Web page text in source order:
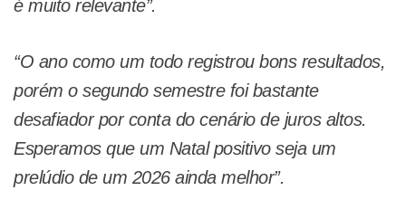
é muito relevante”.
“O ano como um todo registrou bons resultados,
porém o segundo semestre foi bastante
desafiador por conta do cenário de juros altos.
Esperamos que um Natal positivo seja um
prelúdio de um 2026 ainda melhor”.